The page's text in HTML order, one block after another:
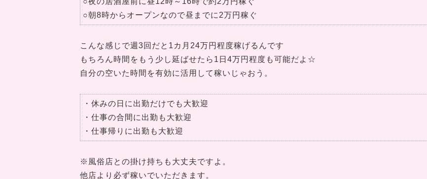
○朝8時からオープンなので昼までに2万円稼ぐ
こんな感じで週3回だと1カ月24万円程度稼げるんです
もちろん時間をもう少し延ばせたら1日4万円程度も可能だよ☆
自分の空いた時間を有効に活用して稼いじゃおう。
・休みの日に出勤だけでも大歓迎
・仕事の合間に出勤も大歓迎
・仕事帰りに出勤も大歓迎
※風俗店との掛け持ちも大丈夫ですよ。
他店より必ず稼いでいただきます。